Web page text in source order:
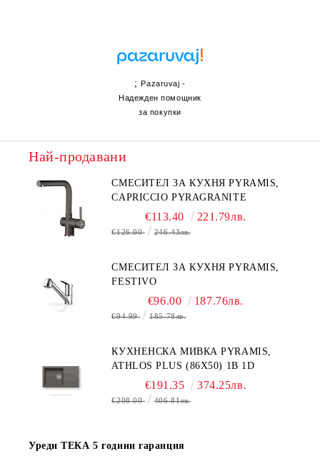
;Pazaruvaj -
Надежден помощник
за покупки
Най-продавани
СМЕСИТЕЛ ЗА КУХНЯ PYRAMIS,
CAPRICCIO PYRAGRANITE
€113.40 221.79лв.
€126.00 246.43лв.
СМЕСИТЕЛ ЗА КУХНЯ PYRAMIS,
FESTIVO
€96.00 187.76лв.
€94.99 185.78лв.
КУХНЕНСКА МИВКА PYRAMIS,
ATHLOS PLUS (86X50) 1B 1D
€191.35 374.25лв.
€208.00 406.81лв.
Уреди ТЕКА 5 години гаранция